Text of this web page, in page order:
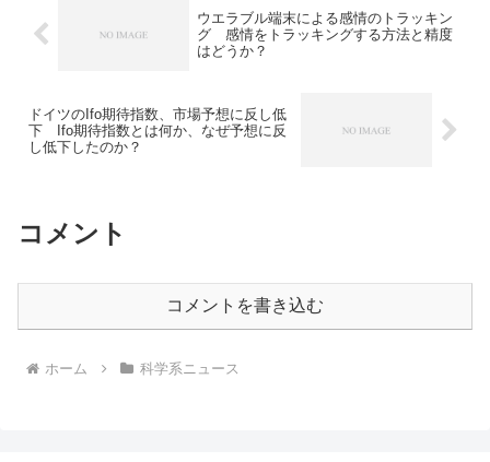
要素について知ることができます。
ウエラブル端末による感情のトラッキン
グ 感情をトラッキングする方法と精度
はどうか？
ドイツのIfo期待指数、市場予想に反し低
下 Ifo期待指数とは何か、なぜ予想に反
し低下したのか？
コメント
コメントを書き込む
ホーム 科学系ニュース